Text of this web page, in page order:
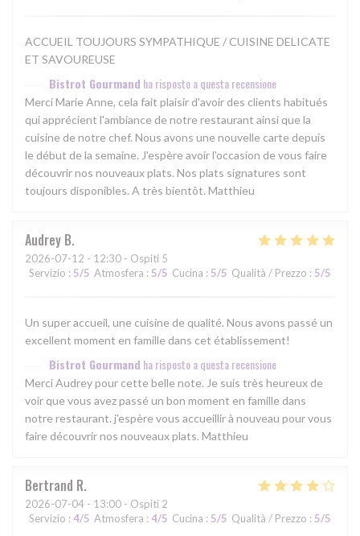
ACCUEIL TOUJOURS SYMPATHIQUE / CUISINE DELICATE
ET SAVOUREUSE
Bistrot Gourmand ha risposto a questa recensione
Merci Marie Anne, cela fait plaisir d'avoir des clients habitués
qui apprécient l'ambiance de notre restaurant ainsi que la
cuisine de notre chef. Nous avons une nouvelle carte depuis
le début de la semaine. J'espère avoir l'occasion de vous faire
découvrir nos nouveaux plats. Nos plats signatures sont
toujours disponibles. A très bientôt. Matthieu
Audrey B
2026-07-12 - 12:30 - Ospiti 5
Servizio : 5/5 Atmosfera : 5/5 Cucina : 5/5 Qualità / Prezzo : 5/5
Un super accueil, une cuisine de qualité. Nous avons passé un
excellent moment en famille dans cet établissement!
Bistrot Gourmand ha risposto a questa recensione
Merci Audrey pour cette belle note. Je suis très heureux de
voir que vous avez passé un bon moment en famille dans
notre restaurant. j'espère vous accueillir à nouveau pour vous
faire découvrir nos nouveaux plats. Matthieu
Bertrand R
2026-07-04 - 13:00 - Ospiti 2
Servizio : 4/5 Atmosfera : 4/5 Cucina : 5/5 Qualità / Prezzo : 5/5